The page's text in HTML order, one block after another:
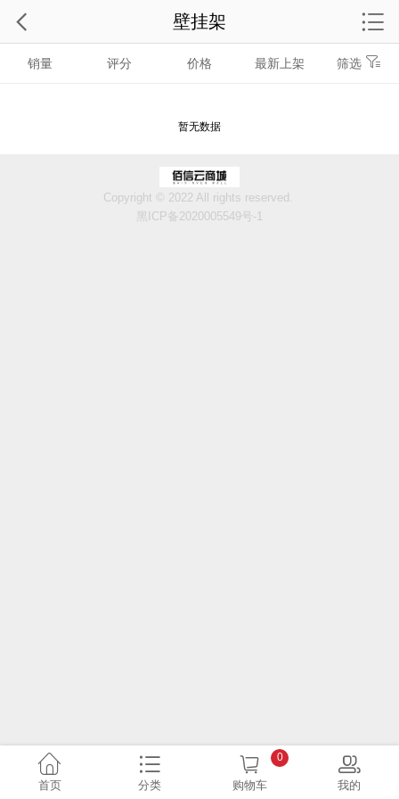
销量 评分 价格 最新上架 筛选
暂无数据
壁挂架
Copyright © 2022 All rights reserved.
黑ICP备2020005549号-1
首页 分类 购物车
0
我的